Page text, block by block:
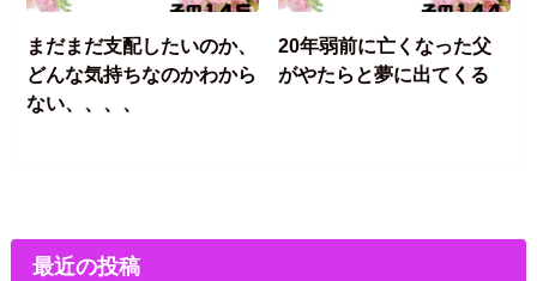
まだまだ支配したいのか、
どんな気持ちなのかわから
ない、、、、
20年弱前に亡くなった父
がやたらと夢に出てくる
最近の投稿